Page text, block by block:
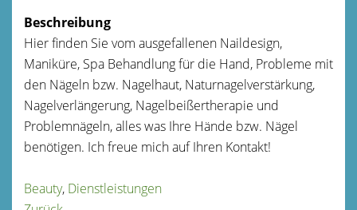
Beschreibung
Hier finden Sie vom ausgefallenen Naildesign,
Maniküre, Spa Behandlung für die Hand, Probleme mit
den Nägeln bzw. Nagelhaut, Naturnagelverstärkung,
Nagelverlängerung, Nagelbeißertherapie und
Problemnägeln, alles was Ihre Hände bzw. Nägel
benötigen. Ich freue mich auf Ihren Kontakt!
Beauty, Dienstleistungen